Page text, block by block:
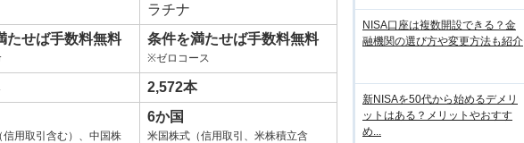
ラチナ
たせば手数料無料 条件を満たせば手数料無料
※ゼロコース
2,572本
信用取引含む）、中国株
6か国
米国株式（信用取引、米株積立含
NISA口座は複数開設できる？金
融機関の選び方や変更方法も紹介
新NISAを50代から始めるデメリ
ットはある？メリットやおすす
め...